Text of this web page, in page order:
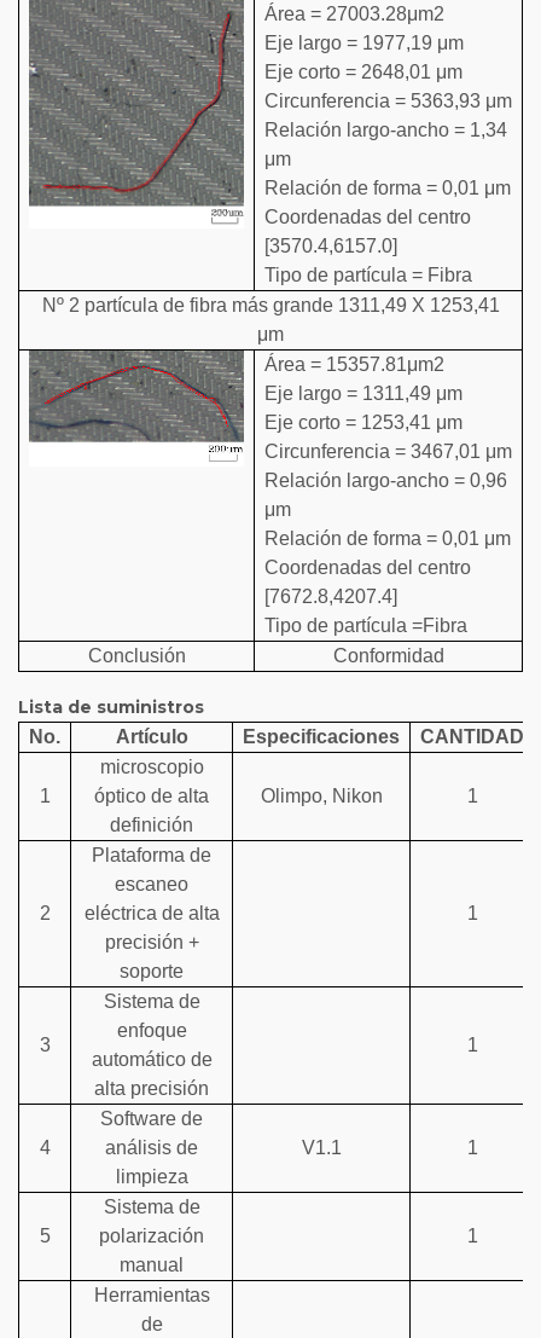
Área = 27003.28μm2
Eje largo = 1977,19 μm
Eje corto = 2648,01 μm
Circunferencia = 5363,93 μm
Relación largo-ancho = 1,34
μm
Relación de forma = 0,01 μm
Coordenadas del centro
[3570.4,6157.0]
Tipo de partícula = Fibra
Nº 2 partícula de fibra más grande 1311,49 X 1253,41
μm
Área = 15357.81μm2
Eje largo = 1311,49 μm
Eje corto = 1253,41 μm
Circunferencia = 3467,01 μm
Relación largo-ancho = 0,96
μm
Relación de forma = 0,01 μm
Coordenadas del centro
[7672.8,4207.4]
Tipo de partícula =Fibra
Conclusión
Conformidad
Lista de suministros
No. Artículo Especificaciones CANTIDAD
1
microscopio
óptico de alta
definición
Olimpo, Nikon 1
2
Plataforma de
escaneo
eléctrica de alta
precisión +
soporte
1
3
Sistema de
enfoque
automático de
alta precisión
1
4
Software de
análisis de
limpieza
V1.1 1
5
Sistema de
polarización
manual
1
Herramientas
de